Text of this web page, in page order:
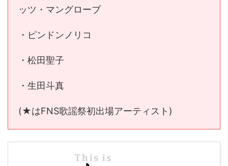
ッツ・マングローブ
・ピンドンノリコ
・松田聖子
・生田斗真
(★はFNS歌謡祭初出場アーティスト)